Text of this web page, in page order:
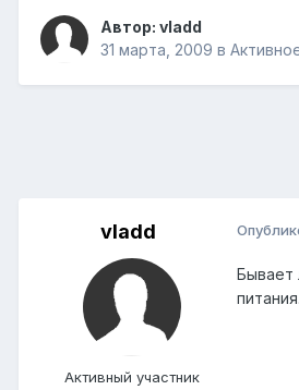
Автор: vladd
31 марта, 2009 в
vladd
Активный участник
Бывает